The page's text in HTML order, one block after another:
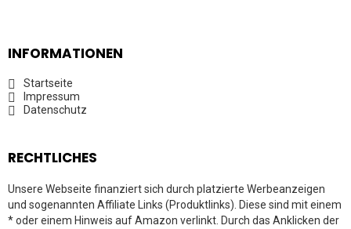
INFORMATIONEN
Startseite
Impressum
Datenschutz
RECHTLICHES
Unsere Webseite finanziert sich durch platzierte Werbeanzeigen
und sogenannten Affiliate Links (Produktlinks). Diese sind mit einem
* oder einem Hinweis auf Amazon verlinkt. Durch das Anklicken der